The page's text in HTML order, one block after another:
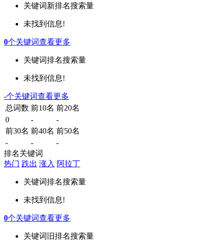
关键词新排名搜索量
未找到信息!
0个关键词查看更多
关键词排名搜索量
未找到信息!
-个关键词查看更多
总词数 前10名 前20名
0
-
-
前30名 前40名 前50名
-
-
-
排名关键词
热门 跌出 涨入 阿拉丁
关键词排名搜索量
未找到信息!
0个关键词查看更多
关键词 旧排名搜索量